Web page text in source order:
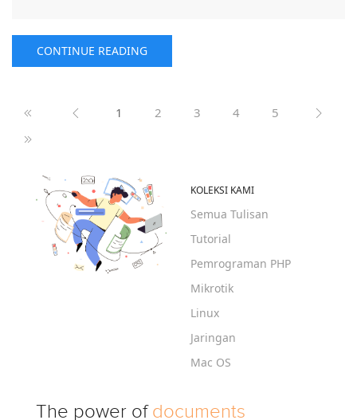
CONTINUE READING
1 2 3 4 5
KOLEKSI KAMI
Semua Tulisan
Tutorial
Pemrograman PHP
Mikrotik
Linux
Jaringan
Mac OS
The power ofdocuments